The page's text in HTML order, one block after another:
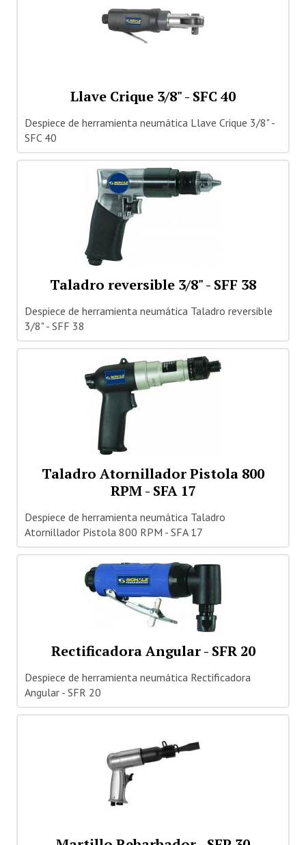
Llave Crique 3/8" - SFC 40
Despiece de herramienta neumática Llave Crique 3/8" -
SFC 40
Taladro reversible 3/8" - SFF 38
Despiece de herramienta neumática Taladro reversible
3/8" - SFF 38
Taladro Atornillador Pistola 800
RPM - SFA 17
Despiece de herramienta neumática Taladro
Atornillador Pistola 800 RPM - SFA 17
Rectificadora Angular - SFR 20
Despiece de herramienta neumática Rectificadora
Angular - SFR 20